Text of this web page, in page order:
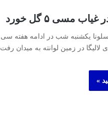
مسی ۵ گل خورد
یکشنبه شب در ادامه هفته سی
لالیگا در زمین لوانته به میدان رفت
»